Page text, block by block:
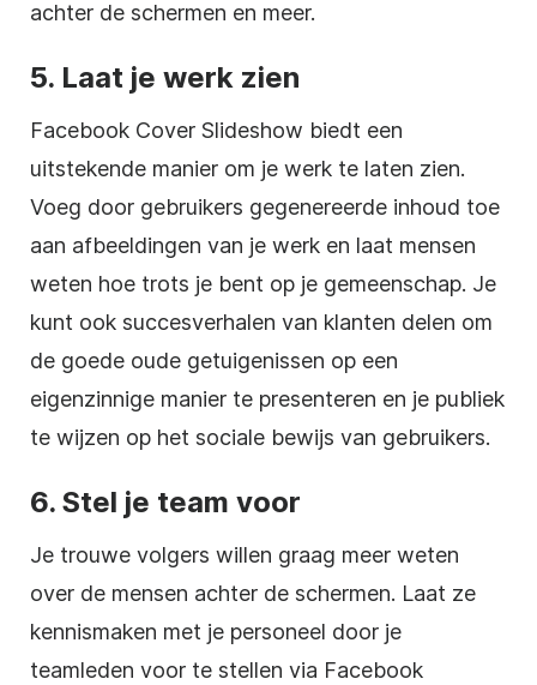
achter de schermen en meer.
5. Laat je werk zien
Facebook Cover Slideshow biedt een
uitstekende manier om je werk te laten zien.
Voeg door gebruikers gegenereerde inhoud toe
aan afbeeldingen van je werk en laat mensen
weten hoe trots je bent op je gemeenschap. Je
kunt ook succesverhalen van klanten delen om
de goede oude getuigenissen op een
eigenzinnige manier te presenteren en je publiek
te wijzen op het sociale bewijs van gebruikers.
6. Stel je team voor
Je trouwe volgers willen graag meer weten
over de mensen achter de schermen. Laat ze
kennismaken met je personeel door je
teamleden voor te stellen via Facebook